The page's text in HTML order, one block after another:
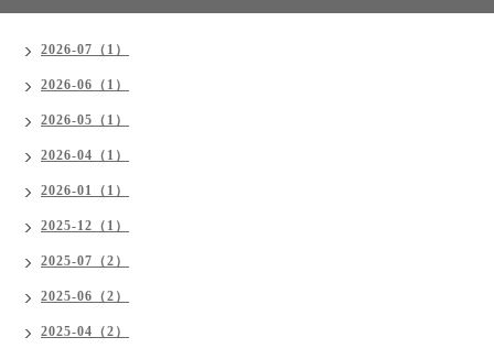
2026-07（1）
2026-06（1）
2026-05（1）
2026-04（1）
2026-01（1）
2025-12（1）
2025-07（2）
2025-06（2）
2025-04（2）